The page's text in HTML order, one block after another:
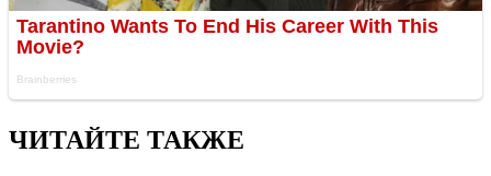
ЧИТАЙТЕ ТАКЖЕ